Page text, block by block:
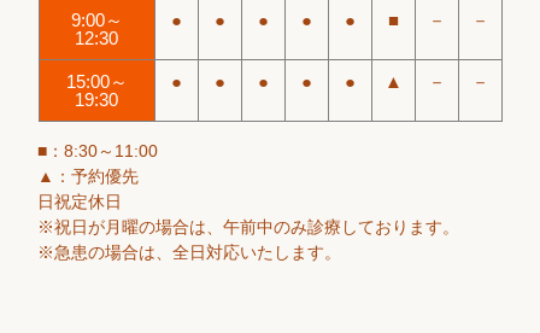
9:00～
12:30
● ● ● ● ● ■ － －
15:00～
19:30
● ● ● ● ● ▲ － －
■：8:30～11:00
▲：予約優先
日祝定休日
※祝日が月曜の場合は、午前中のみ診療しております。
※急患の場合は、全日対応いたします。